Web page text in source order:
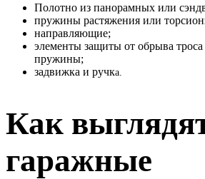
Полотно из панорамных или
пружины растяжения или
направляющие;
элементы защиты от обрыва
пружины;
задвижка и ручка
Как
гаражные